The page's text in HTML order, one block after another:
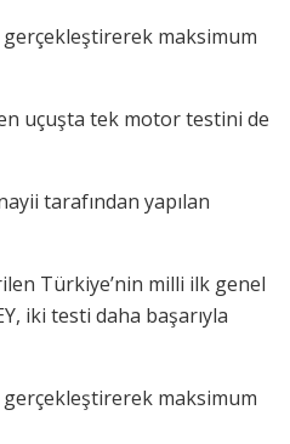
maksimum
uçuşta tek motor testini de
tarafından yapılan
Türkiye’nin milli ilk genel
iki testi daha başarıyla
maksimum